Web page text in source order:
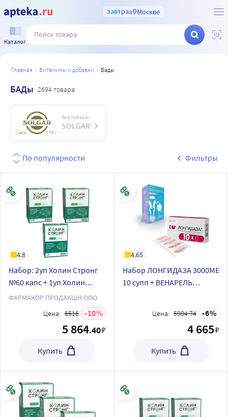
завтрав Москве
Каталог
главная витамины и добавки бады
БАДы 2694 товара
Все товары
SOLGAR
По популярности Фильтры
4.8
Набор: 2уп Холин Стронг
№60 капс + 1уп Холин
Стронг №30 капс со
ФАРМАКОР ПРОДАКШН ООО
Цена: 6516 10
5 864.40₽
Купить
4.65
Набор ЛОНГИДАЗА 3000МЕ
10 супп + ВЕНАРЕЛЬ
Цена: 5004.74 6
4 665₽
Купить